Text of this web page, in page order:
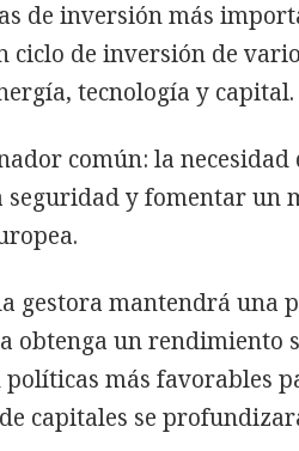
de inversión más
ciclo de inversión de
tecnología y capital.
común: la
y fomentar un
gestora mantendrá una
obtenga un rendimiento
más favorables
capitales se